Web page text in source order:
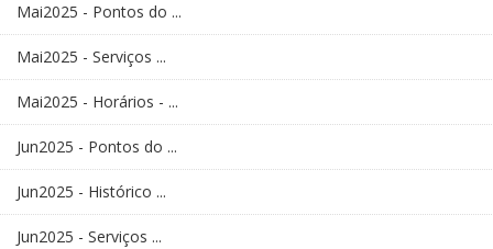
Mai2025 - Pontos do ...
Mai2025 - Serviços ...
Mai2025 - Horários - ...
Jun2025 - Pontos do ...
Jun2025 - Histórico ...
Jun2025 - Serviços ...